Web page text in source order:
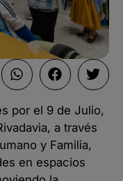
por el 9 de Julio,
a través
y Familia,
en espacios